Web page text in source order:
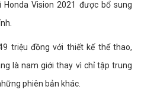
Vision 2021 được bổ sung
triệu đồng với thiết kế thể thao,
là nam giới thay vì chỉ tập trung
phiên bản khác.